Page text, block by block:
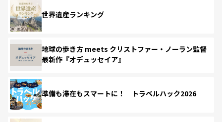
世界遺産ランキング
地球の歩き方 meets クリストファー・ノーラン監督
最新作『オデュッセイア』
準備も滞在もスマートに！ トラベルハック2026